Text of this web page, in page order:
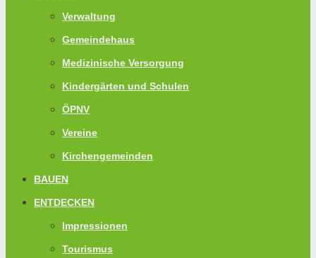
Verwaltung
Gemeindehaus
Medizinische Versorgung
Kindergärten und Schulen
ÖPNV
Vereine
Kirchengemeinden
BAUEN
ENTDECKEN
Impressionen
Tourismus